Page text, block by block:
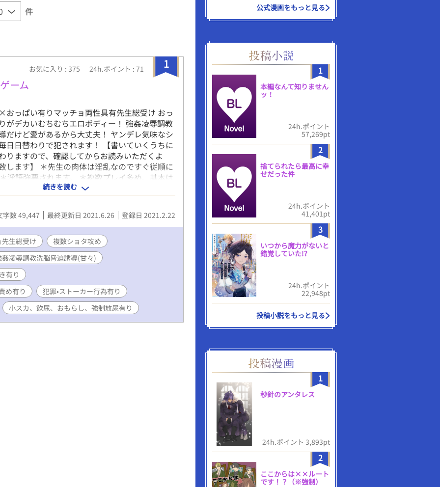
件
1
お気に入り : 375 24h.ポイント : 71
ーム
おっぱい有りマッチョ両性具有先生総受け おっ
がデカいむちむちエロボディー！ 強姦凌辱調教
だけど愛があるから大丈夫！ ヤンデレ気味なシ
日日替わりで犯されます！ 【書いていくうちに
りますので、確認してからお読みいただくよ
します】 ＊先生の肉体は淫乱なのですぐ従順に
淫語強要されます。 ＊複数プレイ多め、基本は
ギャラリーがいるのはプレイの一環です。ある
レイです。 ＊詳しい女性器・生理描写が有りま
漁る、トイレ盗撮、ハッキングなど犯罪とスト
ナチュラルにしています。 ＊相手により小ス
授乳プレイ有ります。 ＊パイズリ有り。 ＊オモ
具、クスコ、尿道カテーテル、緊縛、口枷、吸
もどき使います。 ＊相手によりフィストファッ
＊集団ぶっかけ有り。 ＊ごく一般的な行動でも
はNTRだと感じるシーン有ります。 ＊二穴責め
め有り ＊潮吹き有り
続きを読む
字数 49,447 最終更新日 2021.6.26 登録日 2021.2.22
生総受け
複数ショタ攻め
姦凌辱調教洗脳脅迫誘導(甘々)
有り
め有り
犯罪•ストーカー行為有り
小スカ、飲尿、おもらし、強制放尿有り
公式漫画をもっと見る
1
本編なんて知りません
ッ！
24h.ポイント
57,269pt
2
捨てられたら最高に幸
せだった件
24h.ポイント
41,401pt
3
いつから魔力がないと
錯覚していた!?
24h.ポイント
22,948pt
投稿小説をもっと見る
1
秒針のアンタレス
24h.ポイント 3,893pt
2
ここからは××ルート
です！？（※強制）